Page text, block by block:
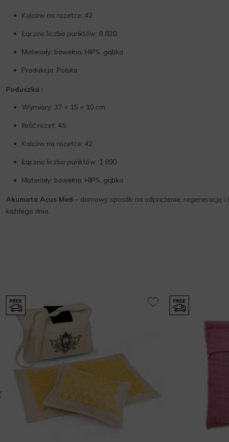
Kolców na rozetce: 42
Łączna liczba punktów: 8 820
Materiały: bawełna, HIPS, gąbka
Produkcja: Polska
Poduszka :
Wymiary: 37 × 15 × 10 cm
Ilość rozet: 45
Kolców na rozetce: 42
Łączna liczba punktów: 1 890
Materiały: bawełna, HIPS, gąbka
Akumata Acus Med – domowy sposób na odprężenie, regenerację i
każdego dnia.